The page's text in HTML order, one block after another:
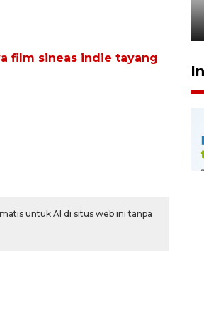
film sineas indie tayang
untuk AI di situs web ini tanpa